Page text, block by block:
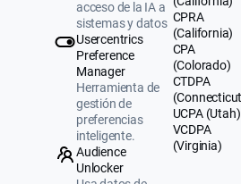
acceso de la IA a
sistemas y datos
Usercentrics
Preference
Manager
Herramienta de
gestión de
preferencias
inteligente.
Audience
Unlocker
CPRA
(California)
CPA
(Colorado)
CTDPA
UCPA (Utah)
VCDPA
(Virginia)